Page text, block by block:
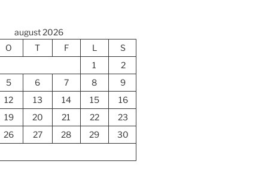
august 2026
O
T F L
S
1
2
5
6 7 8
9
12
13 14 15
16
19
20 21 22
23
26
27 28 29 30